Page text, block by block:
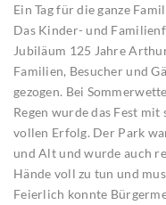
Ein Tag für die ganze
Das Kinder- und
Jubiläum 125 Jahre
Familien, Besucher und
gezogen. Bei
Regen wurde das Fest
vollen Erfolg. Der Park
und Alt und wurde auch
Hände voll zu tun und
Feierlich konnte